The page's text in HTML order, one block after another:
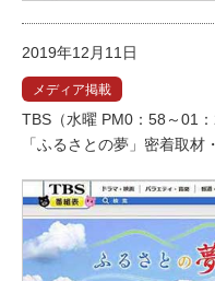
2019年12月11日
メディア掲載
TBS（水曜 PM0：58～01：
「ふるさとの夢」密着取材